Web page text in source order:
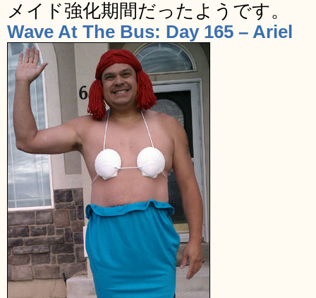
メイド強化期間だったようです。
Wave At The Bus: Day 165 – Ariel